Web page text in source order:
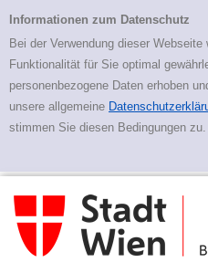
Erweiterte Suche
Informationen zum Datenschutz
Bei der Verwendung dieser Webseite
Funktionalität für Sie optimal
personenbezogene Daten erhoben
unsere allgemeine
stimmen Sie diesen Bedingungen zu.